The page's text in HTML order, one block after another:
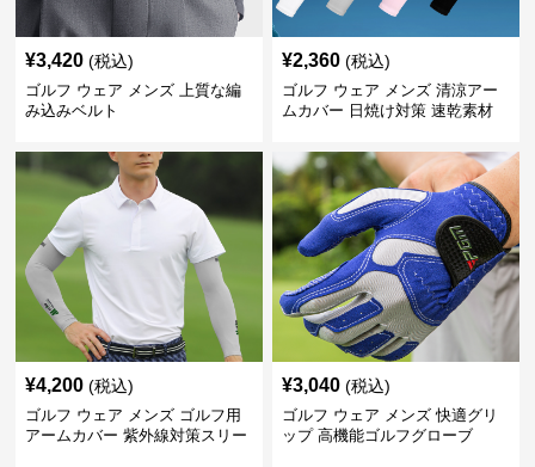
¥3,420 (税込)
ゴルフ ウェア メンズ 上質な編
み込みベルト
¥2,360 (税込)
ゴルフ ウェア メンズ 清涼アー
ムカバー 日焼け対策 速乾素材
¥4,200 (税込)
ゴルフ ウェア メンズ ゴルフ用
アームカバー 紫外線対策スリー
¥3,040 (税込)
ゴルフ ウェア メンズ 快適グリ
ップ 高機能ゴルフグローブ